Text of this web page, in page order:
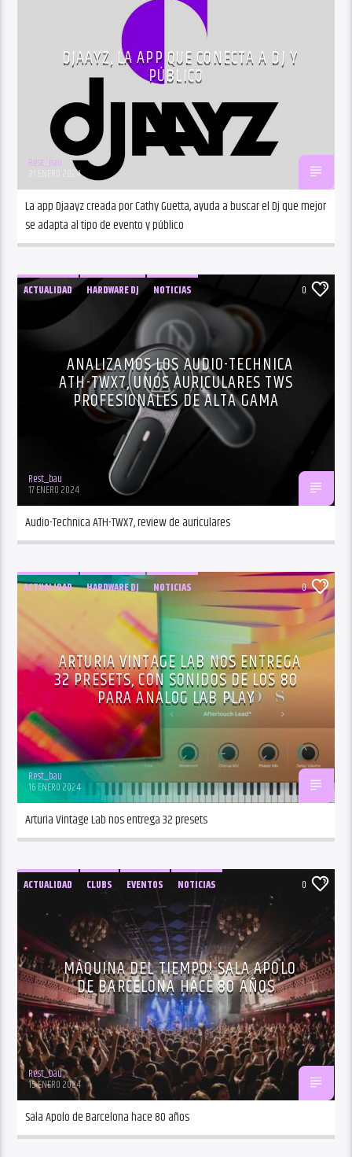
DJAAYZ, LA APP QUE CONECTA A DJ Y
PÚBLICO
Rest_bau
21 ENERO 2024
La app Djaayz creada por Cathy Guetta, ayuda a buscar el Dj que mejor
se adapta al tipo de evento y público
ACTUALIDAD HARDWARE DJ
NOTICIAS
PRODUCCION
SOFTWARE DJ TECNOLOGÍA DJ
0
ANALIZAMOS LOS AUDIO-TECHNICA
ATH-TWX7, UNOS AURICULARES TWS
PROFESIONALES DE ALTA GAMA
Rest_bau
17 ENERO 2024
Audio-Technica ATH-TWX7, review de auriculares
ACTUALIDAD HARDWARE DJ
NOTICIAS
PRODUCCION
SOFTWARE DJ TECNOLOGÍA DJ
0
ARTURIA VINTAGE LAB NOS ENTREGA
32 PRESETS, CON SONIDOS DE LOS 80
PARA ANALOG LAB PLAY
Rest_bau
16 ENERO 2024
Arturia Vintage Lab nos entrega 32 presets
ACTUALIDAD CLUBS EVENTOS NOTICIAS 0
MÁQUINA DEL TIEMPO! SALA APOLO
DE BARCELONA HACE 80 AÑOS
Rest_bau
15 ENERO 2024
Sala Apolo de Barcelona hace 80 años